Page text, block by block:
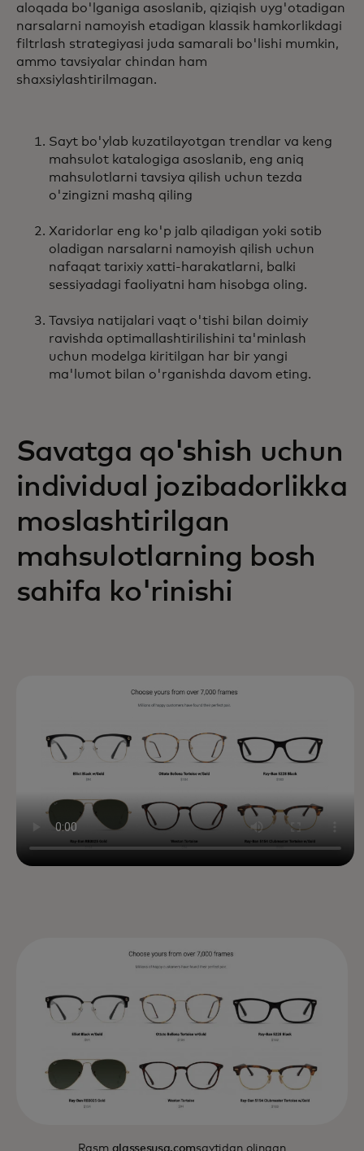
aloqada bo'lganiga asoslanib, qiziqish uyg'otadigan
narsalarni namoyish etadigan klassik hamkorlikdagi
filtrlash strategiyasi juda samarali bo'lishi mumkin,
ammo tavsiyalar chindan ham
shaxsiylashtirilmagan.
Sayt bo'ylab kuzatilayotgan trendlar va keng
mahsulot katalogiga asoslanib, eng aniq
mahsulotlarni tavsiya qilish uchun tezda
o'zingizni mashq qiling
Xaridorlar eng ko'p jalb qiladigan yoki sotib
oladigan narsalarni namoyish qilish uchun
nafaqat tarixiy xatti-harakatlarni, balki
sessiyadagi faoliyatni ham hisobga oling.
Tavsiya natijalari vaqt o'tishi bilan doimiy
ravishda optimallashtirilishini ta'minlash
uchun modelga kiritilgan har bir yangi
ma'lumot bilan o'rganishda davom eting.
Savatga qo'shish uchun
individual jozibadorlikka
moslashtirilgan
mahsulotlarning bosh
sahifa ko'rinishi
Rasm glassesusa.comsaytidan olingan